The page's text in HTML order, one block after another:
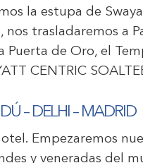
la estupa de
nos trasladaremos a
Puerta de Oro, el
CENTRIC
– DELHI – MADRID
Empezaremos
y veneradas del